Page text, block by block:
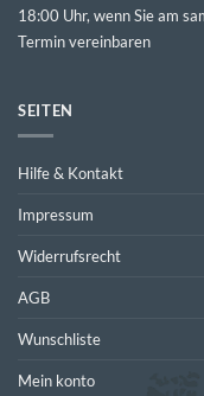
18:00 Uhr, wenn Sie am
Termin vereinbaren
SEITEN
Hilfe & Kontakt
Impressum
Widerrufsrecht
AGB
Wunschliste
Mein konto